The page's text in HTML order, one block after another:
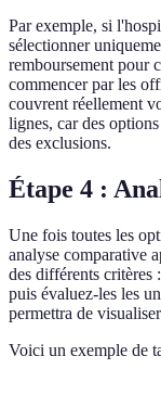
Par exemple, si
sélectionner
remboursement pour
commencer par les
couvrent réellement
lignes, car des
des exclusions.
Étape 4 :
Une fois toutes les
analyse comparative
des différents critères
puis évaluez-les les
permettra de
Voici un exemple de